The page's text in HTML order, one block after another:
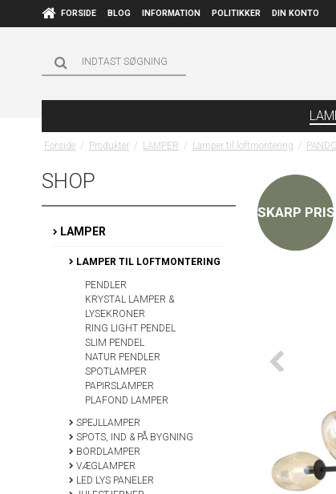
FORSIDE BLOG INFORMATION POLITIKKER DIN KONTO
Forside / Produkter / LAMPER / Lamper til loftmontering /
SHOP
LAMPER
LAMPER TIL LOFTMONTERING
PENDLER
KRYSTAL LAMPER &
LYSEKRONER
RING LIGHT PENDEL
SLIM PENDEL
NATUR PENDLER
SPOTLAMPER
PAPIRSLAMPER
PLAFOND LAMPER
SPEJLLAMPER
SPOTS, IND & PÅ BYGNING
BORDLAMPER
VÆGLAMPER
LED LYS PANELER
SKARP PRIS